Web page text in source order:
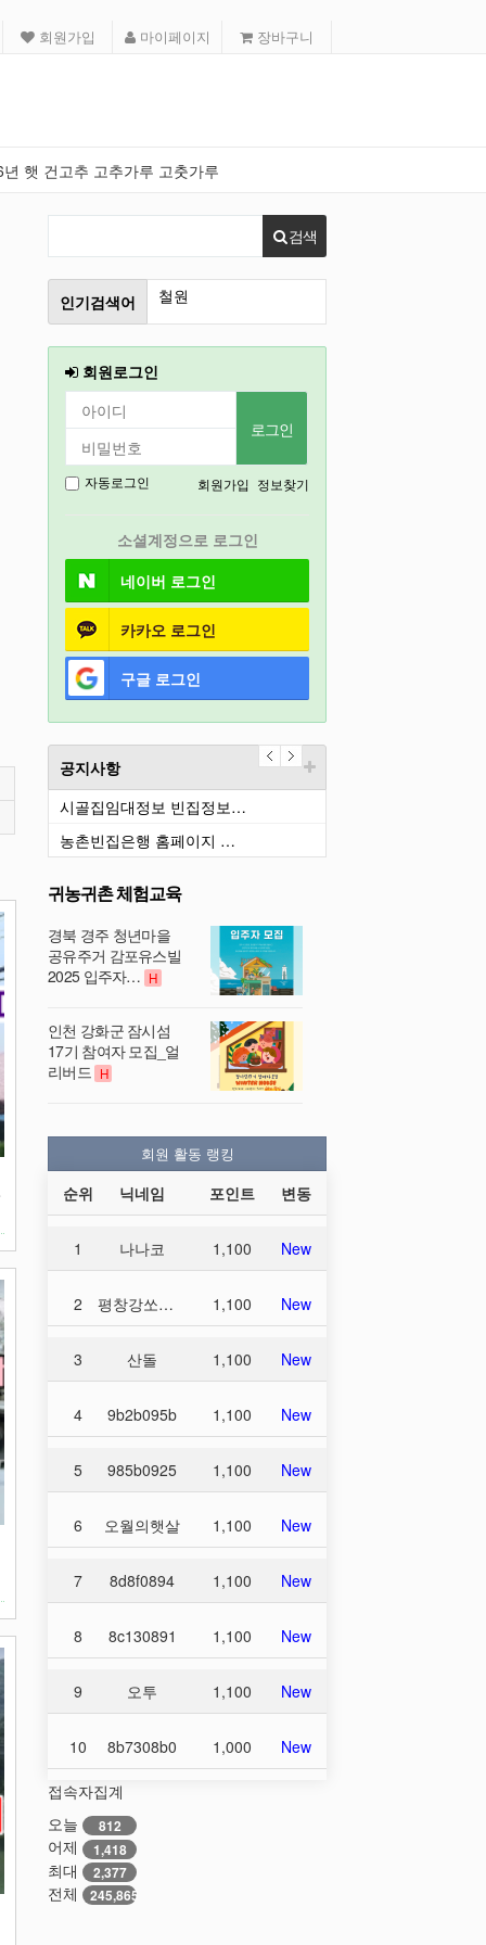
회원가입 마이페이지 장바구니
햇 건고추 고추가루 고춧가루
검색
인기검색어
인천
강릉
2027
경기도
철원
회원로그인
자동로그인 회원가입 정보찾기
소셜계정으로 로그인
네이버 로그인
카카오 로그인
구글 로그인
공지사항
시골집임대정보 빈집정보…
농촌빈집은행 홈페이지 …
귀농귀촌 체험교육
경북 경주 청년마을
공유주거 감포유스빌
2025 입주자… H
인천 강화군 잠시섬
17기 참여자 모집_얼
리버드 H
회원 활동 랭킹
순위 닉네임 포인트 변동
1 나나코 1,100 New
2 평창강쏘가리 1,100 New
3 산돌 1,100 New
4 9b2b095b 1,100 New
5 985b0925 1,100 New
6 오월의햇살 1,100 New
7 8d8f0894 1,100 New
8 8c130891 1,100 New
9 오투 1,100 New
10 8b7308b0 1,000 New
접속자집계
오늘
812
어제 1,418
최대 2,377
전체 245,865